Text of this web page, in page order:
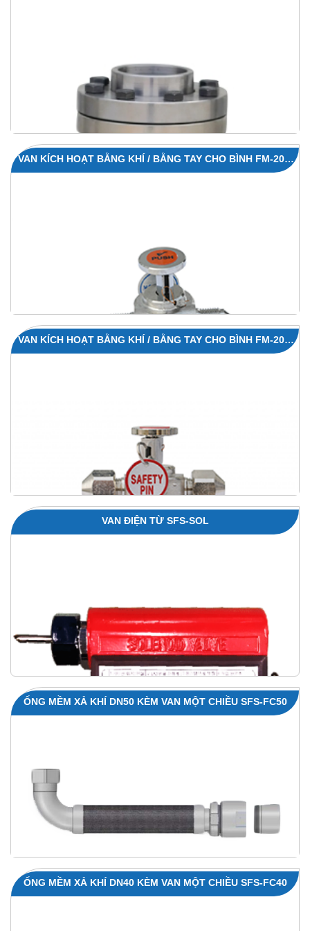
VAN KÍCH HOẠT BẰNG KHÍ / BẰNG TAY CHO BÌNH FM-200,
VAN KÍCH HOẠT BẰNG KHÍ / BẰNG TAY CHO BÌNH FM-200,
VAN ĐIỆN TỪ SFS-SOL
ỐNG MỀM XẢ KHÍ DN50 KÈM VAN MỘT CHIỀU SFS-FC50
ỐNG MỀM XẢ KHÍ DN40 KÈM VAN MỘT CHIỀU SFS-FC40